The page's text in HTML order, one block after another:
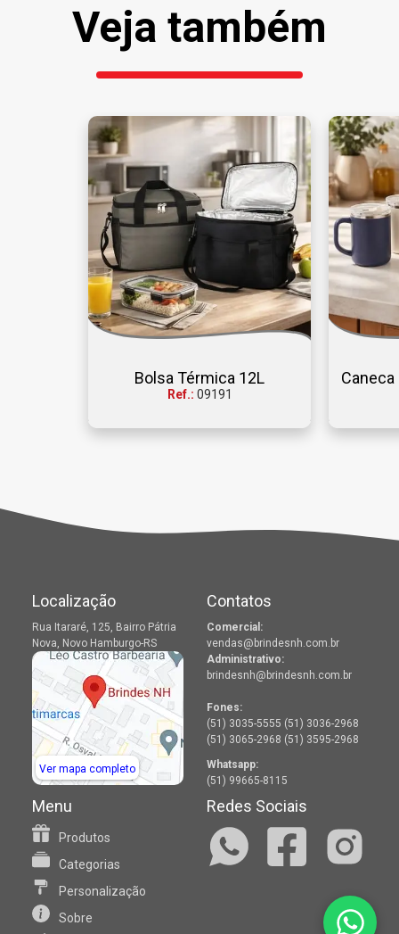
Veja também
Bolsa Térmica 12L
Ref.: 09191
Caneca
Localização
Rua Itararé, 125, Bairro Pátria
Nova, Novo Hamburgo-RS
Ver mapa completo
Contatos
Comercial:
vendas@brindesnh.com.br
Administrativo:
brindesnh@brindesnh.com.br
Fones:
(51) 3035-5555 (51) 3036-2968
(51) 3065-2968 (51) 3595-2968
Whatsapp:
(51) 99665-8115
Menu
Produtos
Categorias
Personalização
Sobre
Redes Sociais